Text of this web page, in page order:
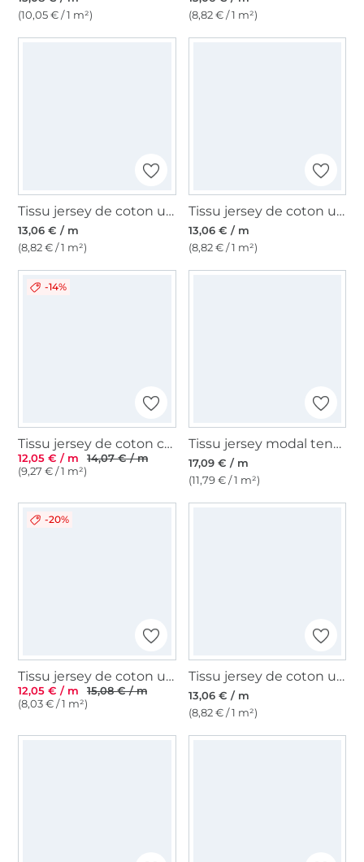
(10,05 € / 1 m²)
(8,82 € / 1 m²)
Tissu jersey de coton uni, rose pâle
13,06 € / m
(8,82 € / 1 m²)
Tissu jersey de coton uni, bleu indigo
13,06 € / m
(8,82 € / 1 m²)
-14%
Tissu jersey de coton côtelé Emma, vieux rose
12,05 € / m
14,07 € / m
(9,27 € / 1 m²)
Tissu jersey modal tencel uni, bleu denim
17,09 € / m
(11,79 € / 1 m²)
-20%
Tissu jersey de coton uni Emma, cognac
12,05 € / m
15,08 € / m
(8,03 € / 1 m²)
Tissu jersey de coton uni, caramel
13,06 € / m
(8,82 € / 1 m²)